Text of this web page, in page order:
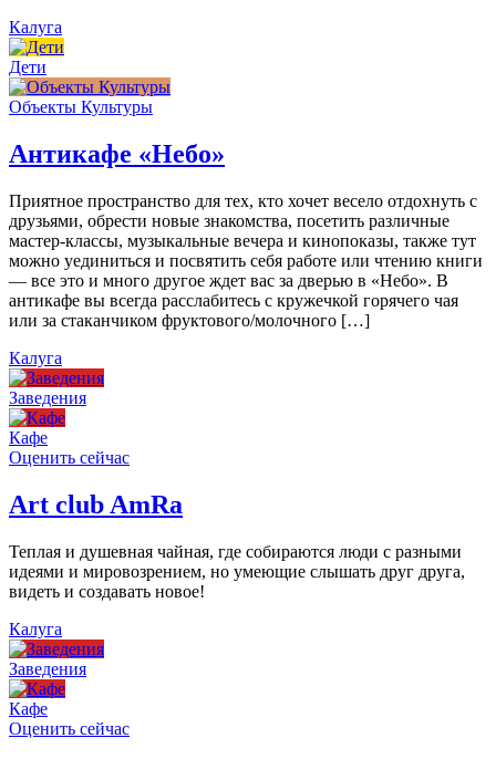
Калуга
Дети
Объекты Культуры
Антикафе «Небо»
Приятное пространство для тех, кто хочет весело отдохнуть с
друзьями, обрести новые знакомства, посетить различные
мастер-классы, музыкальные вечера и кинопоказы, также тут
можно уединиться и посвятить себя работе или чтению книги
— все это и много другое ждет вас за дверью в «Небо». В
антикафе вы всегда расслабитесь с кружечкой горячего чая
или за стаканчиком фруктового/молочного […]
Калуга
Заведения
Кафе
Оценить сейчас
Art сlub AmRa
Теплая и душевная чайная, где собираются люди с разными
идеями и мировозрением, но умеющие слышать друг друга,
видеть и создавать новое!
Калуга
Заведения
Кафе
Оценить сейчас